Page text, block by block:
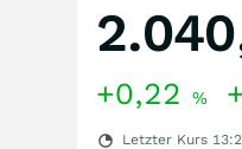
+0,22 %
Letzter Kurs